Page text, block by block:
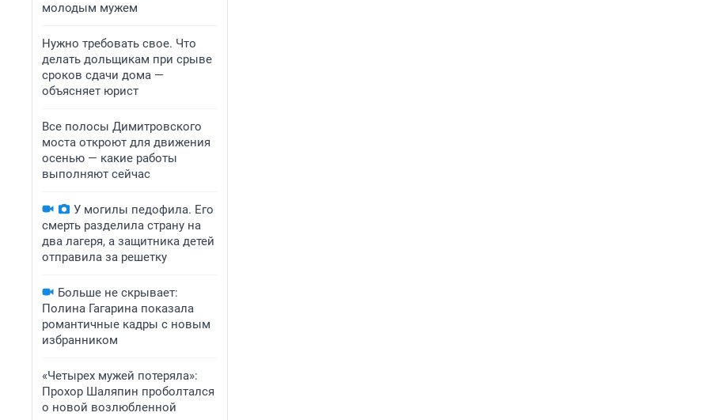
молодым мужем
Нужно требовать свое. Что
делать дольщикам при срыве
сроков сдачи дома —
объясняет юрист
Все полосы Димитровского
моста откроют для движения
осенью — какие работы
выполняют сейчас
У могилы педофила. Его
смерть разделила страну на
два лагеря, а защитника детей
отправила за решетку
Больше не скрывает:
Полина Гагарина показала
романтичные кадры с новым
избранником
«Четырех мужей потеряла»:
Прохор Шаляпин проболтался
о новой возлюбленной